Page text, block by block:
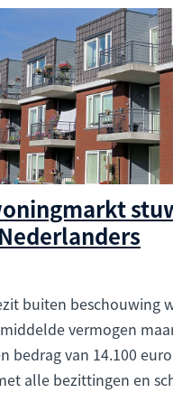
buiten beschouwing
vermogen
bedrag van 14.100
alle bezittingen en